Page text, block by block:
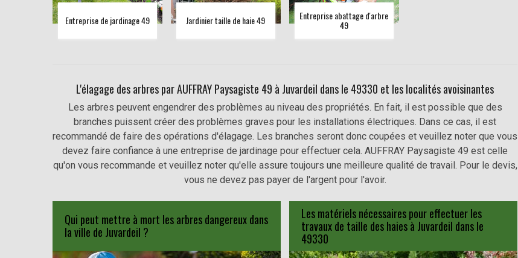
Entreprise de jardinage 49 Jardinier taille de haie 49 Entreprise abattage d'arbre
49
L'élagage des arbres par AUFFRAY Paysagiste 49 à Juvardeil dans le 49330 et les localités avoisinantes
Les arbres peuvent engendrer des problèmes au niveau des propriétés. En fait, il est possible que des
branches puissent créer des problèmes graves pour les installations électriques. Dans ce cas, il est
recommandé de faire des opérations d'élagage. Les branches seront donc coupées et veuillez noter que vous
devez faire confiance à une entreprise de jardinage pour effectuer cela. AUFFRAY Paysagiste 49 est celle
qu'on vous recommande et veuillez noter qu'elle assure toujours une meilleure qualité de travail. Pour le devis,
vous ne devez pas payer de l'argent pour l'avoir.
Qui peut mettre à mort les arbres dangereux dans
la ville de Juvardeil ?
Les matériels nécessaires pour effectuer les
travaux de taille des haies à Juvardeil dans le
49330